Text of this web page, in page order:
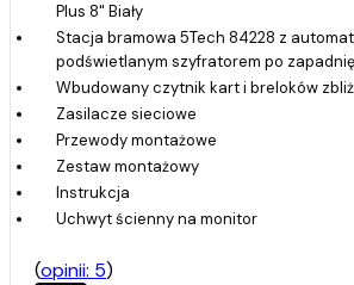
Plus 8" Biały
Stacja bramowa 5Tech 84228 z
podświetlanym szyfratorem po
Wbudowany czytnik kart i breloków
Zasilacze sieciowe
Przewody montażowe
Zestaw montażowy
Instrukcja
Uchwyt ścienny na monitor
(opinii: 5)